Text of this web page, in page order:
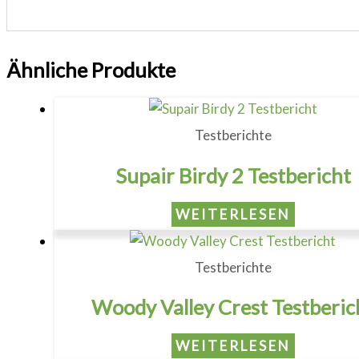
Ähnliche Produkte
Testberichte
Supair Birdy 2 Testbericht
WEITERLESEN
Testberichte
Woody Valley Crest
WEITERLESEN